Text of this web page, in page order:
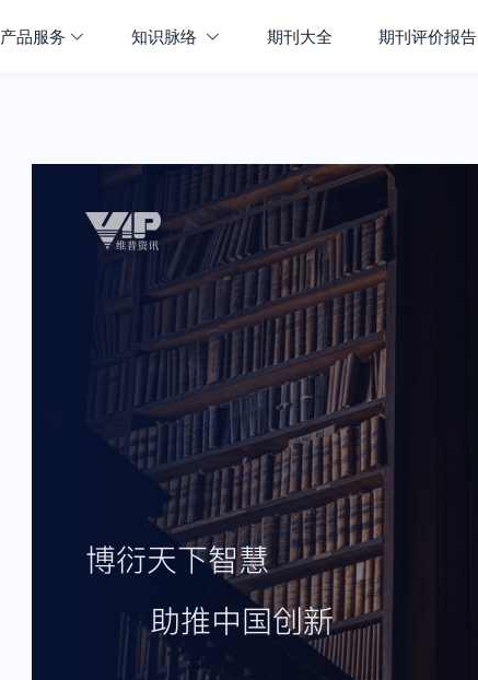
产品服务 知识脉络 期刊大全 期刊评价报告